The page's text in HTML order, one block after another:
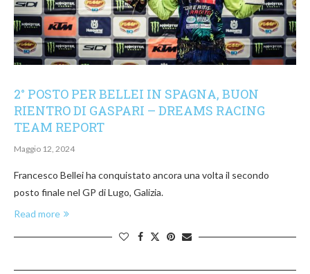
2° POSTO PER BELLEI IN SPAGNA, BUON
RIENTRO DI GASPARI – DREAMS RACING
TEAM REPORT
Maggio 12, 2024
Francesco Bellei ha conquistato ancora una volta il secondo
posto finale nel GP di Lugo, Galizia.
Read more